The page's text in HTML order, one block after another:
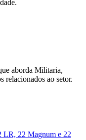
aborda Militaria,
relacionados ao setor.